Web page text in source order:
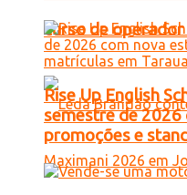
curso de operador
Rise Up English
semestre de
promoções e